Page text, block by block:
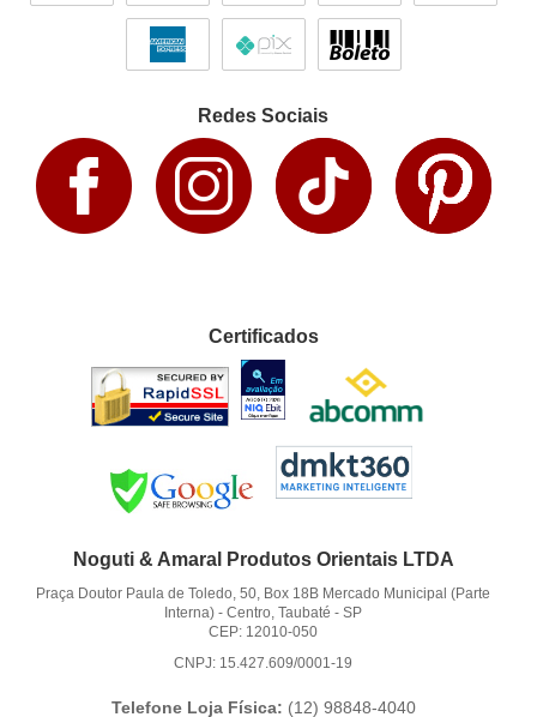
Redes Sociais
Certificados
Noguti & Amaral Produtos Orientais LTDA
Praça Doutor Paula de Toledo, 50, Box 18B Mercado Municipal (Parte
Interna) -Centro, Taubaté -SP
CEP: 12010-050
CNPJ: 15.427.609/0001-19
Telefone Loja Física: (12) 98848-4040